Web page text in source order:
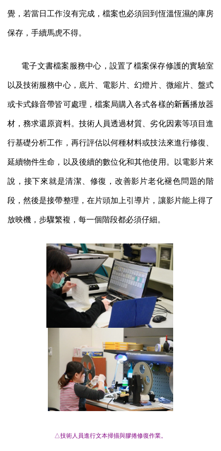
覺，若當日工作沒有完成，檔案也必須回到恆溫恆濕的庫房
保存，手續馬虎不得。
電子文書檔案服務中心，設置了檔案保存修護的實驗室
以及技術服務中心，底片、電影片、幻燈片、微縮片、盤式
或卡式錄音帶皆可處理，檔案局購入各式各樣的新舊播放器
材，務求還原資料。技術人員透過材質、劣化因素等項目進
行基礎分析工作，再行評估以何種材料或技法來進行修復、
延續物件生命，以及後續的數位化和其他使用。以電影片來
說，接下來就是清潔、修復，改善影片老化褪色問題的階
段，然後是接帶整理，在片頭加上引導片，讓影片能上得了
放映機，步驟繁複，每一個階段都必須仔細。
△技術人員進行文本掃描與膠捲修復作業。